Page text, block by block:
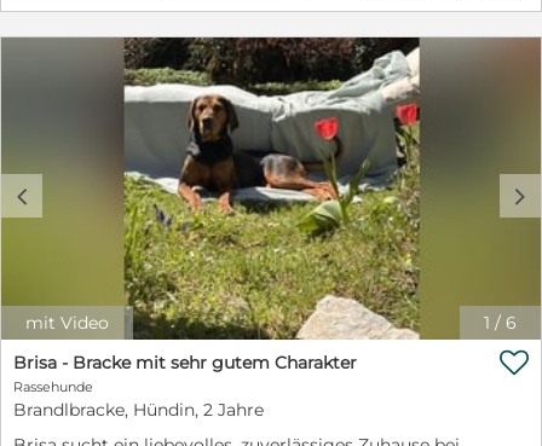
1 / 6
c d
mit Video
Brisa - Bracke mit sehr gutem Charakter
Rassehunde
Brandlbracke, Hündin, 2 Jahre
